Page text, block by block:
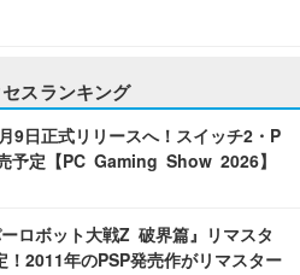
スランキング
9日正式リリースへ！スイッチ2・P
予定【PC Gaming Show 2026】
ーロボット大戦Z 破界篇』リマスタ
！2011年のPSP発売作がリマスター